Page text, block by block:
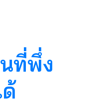
ที่พึ่ง